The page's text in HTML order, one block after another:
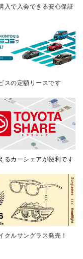
入で入会できる安心保証
スの定額リースです
るカーシェアが便利です
クルサングラス発売！